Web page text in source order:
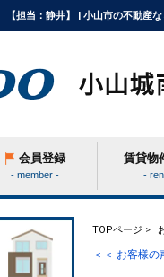
当：静井】 | 小山市の不動産な
会員登録
- member -
賃貸物
-
ら探す TOPページ >
＜＜ お客様の